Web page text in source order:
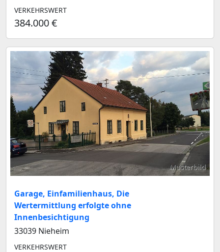
VERKEHRSWERT
384.000 €
Musterbild
Garage, Einfamilienhaus, Die
Wertermittlung erfolgte ohne
Innenbesichtigung
33039 Nieheim
VERKEHRSWERT